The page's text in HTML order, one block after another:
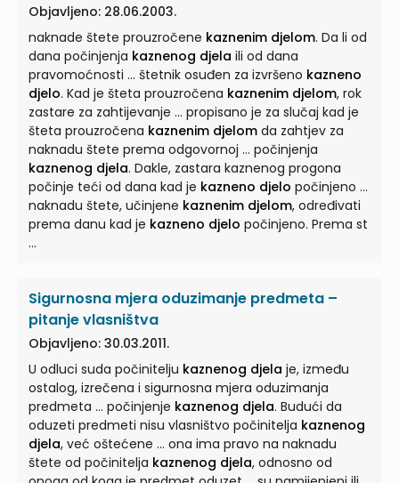
Objavljeno: 28.06.2003.
naknade štete prouzročene kaznenim djelom. Da li od
dana počinjenja kaznenog djela ili od dana
pravomoćnosti ... štetnik osuđen za izvršeno kazneno
djelo. Kad je šteta prouzročena kaznenim djelom, rok
zastare za zahtijevanje ... propisano je za slučaj kad je
šteta prouzročena kaznenim djelom da zahtjev za
naknadu štete prema odgovornoj ... počinjenja
kaznenog djela. Dakle, zastara kaznenog progona
počinje teći od dana kad je kazneno djelo počinjeno ...
naknadu štete, učinjene kaznenim djelom, određivati
prema danu kad je kazneno djelo počinjeno. Prema st
...
Sigurnosna mjera oduzimanje predmeta –
pitanje vlasništva
Objavljeno: 30.03.2011.
U odluci suda počinitelju kaznenog djela je, između
ostalog, izrečena i sigurnosna mjera oduzimanja
predmeta ... počinjenje kaznenog djela. Budući da
oduzeti predmeti nisu vlasništvo počinitelja kaznenog
djela, već oštećene ... ona ima pravo na naknadu
štete od počinitelja kaznenog djela, odnosno od